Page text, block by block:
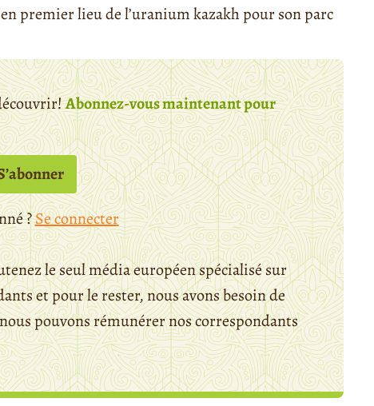
premier lieu de l’uranium kazakh pour son parc
Abonnez-vous maintenant pour
?Se connecter
le seul média européen spécialisé sur
et pour le rester, nous avons besoin de
pouvons rémunérer nos correspondants